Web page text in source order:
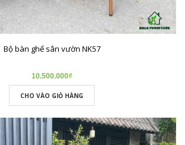
Bộ bàn ghế sân vườn NK57
10.500.000₫
CHO VÀO GIỎ HÀNG